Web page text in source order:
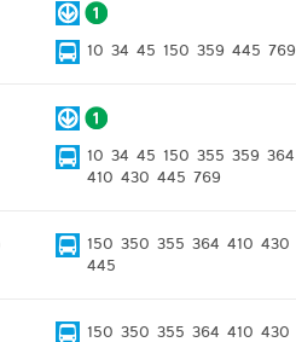
10 34 45 150 359 445 769
10 34 45 150 355 359 364
410 430 445 769
150 350 355 364 410 430
445
150 350 355 364 410 430